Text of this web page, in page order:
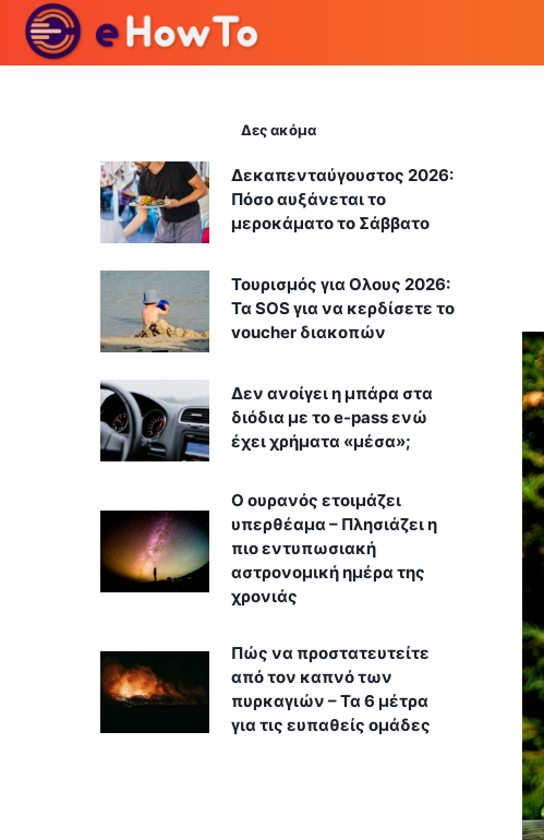
Δες ακόμα
Δεκαπενταύγουστος 2026:
Πόσο αυξάνεται το
μεροκάματο το Σάββατο
Τουρισμός για Ολους 2026:
Τα SOS για να κερδίσετε το
voucher διακοπών
Δεν ανοίγει η μπάρα στα
διόδια με το e-pass ενώ
έχει χρήματα «μέσα»;
Ο ουρανός ετοιμάζει
υπερθέαμα – Πλησιάζει η
πιο εντυπωσιακή
αστρονομική ημέρα της
χρονιάς
Πώς να προστατευτείτε
από τον καπνό των
πυρκαγιών – Τα 6 μέτρα
για τις ευπαθείς ομάδες